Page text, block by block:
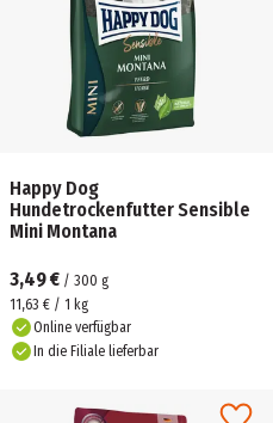
Happy Dog
Hundetrockenfutter Sensible
Mini Montana
3,49 € / 300 g
11,63 € / 1 kg
Online verfügbar
In die Filiale lieferbar